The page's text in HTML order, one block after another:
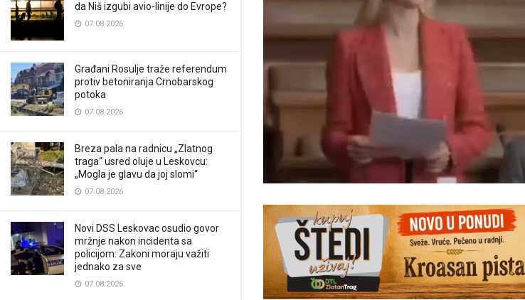
da Niš izgubi avio-linije do Evrope?
07.08.2026.
Građani Rosulje traže referendum
protiv betoniranja Crnobarskog
potoka
07.08.2026.
Breza pala na radnicu „Zlatnog
traga“ usred oluje u Leskovcu:
„Mogla je glavu da joj slomi“
07.08.2026.
Novi DSS Leskovac osudio govor
mržnje nakon incidenta sa
policijom: Zakoni moraju važiti
jednako za sve
07.08.2026.